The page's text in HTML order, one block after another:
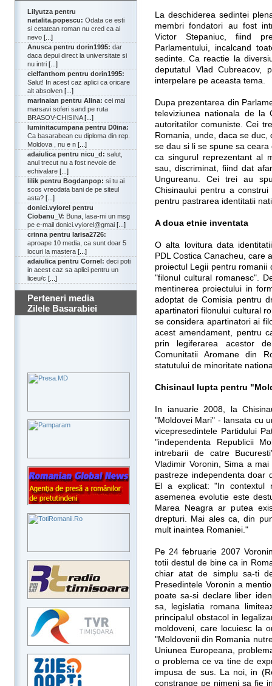
Lilyutza pentru
natalita.popescu: Odata ce esti
si cetatean roman nu cred ca ai
nevo [...]
Anusca pentru dorin1995: dar
daca depui direct la universitate si
nu intri [...]
cielfanthom pentru dorin1995:
Salut! In acest caz aplici ca oricare
alt absolven [...]
marinaian pentru Alina: cei mai
marsavi soferi sand pe ruta
BRASOV-CHISINA[...]
luminitacumpana pentru D0ina:
Ca basarabean cu diploma din rep.
Moldova , nu e n [...]
adaiulica pentru nicu_d: salut,
anul trecut nu a fost nevoie de
echivalare [...]
lilik pentru Bogdanpop: si tu ai
scos vreodata bani de pe siteul
asta? [...]
donici.vyiorel pentru
Ciobanu_V: Buna, lasa-mi un msg
pe e-mail donici.vyiorel@gmai [...]
crinna pentru larisa2726:
aproape 10 media, ca sunt doar 5
locuri la mastera [...]
adaiulica pentru Cornel: deci poti
in acest caz sa aplici pentru un
liceu/c [...]
Perteneri media
Zilele Basarabiei
La deschiderea sedintei
membri fondatori au fost
Victor Stepaniuc, fiind
Parlamentului, incalcand
sedinte. Ca reactie la
deputatul Vlad Cubreacov,
interpelare pe aceasta tema.
Dupa prezentarea din
televiziunea nationala de la
autoritatilor comuniste. Cei
Romania, unde, daca se
se dau si li se spune sa
ca singurul reprezentant al
sau, discriminat, fiind dat
Ungureanu. Cei trei au
Chisinaului pentru a
pentru pastrarea identitatii
A doua etnie inventata
O alta lovitura data
PDL Costica Canacheu, care
proiectul Legii pentru
"filonul cultural romanesc".
mentinerea proiectului in
adoptat de Comisia pentru
apartinatori filonului cultural
se considera apartinatori ai
acest amendament, pentru
prin legiferarea acestor
Comunitatii Aromane din
statutului de minoritate
Chisinaul lupta pentru
In ianuarie 2008, la
"Moldovei Mari" - lansata cu
vicepresedintele Partidului
"independenta Republicii
intrebarii de catre
Vladimir Voronin, Sima a
pastreze independenta doar
El a explicat: "In contextul
asemenea evolutie este
Marea Neagra ar putea
drepturi. Mai ales ca, din
mult inaintea Romaniei."
Pe 24 februarie 2007
totii destul de bine ca in
chiar atat de simplu sa-ti
Presedintele Voronin a
poate sa-si declare liber
sa, legislatia romana
principalul obstacol in
moldoveni, care locuiesc la
"Moldovenii din Romania
Uniunea Europeana,
o problema ce va tine de
impusa de sus. La noi, in
constrange pe nimeni sa fie